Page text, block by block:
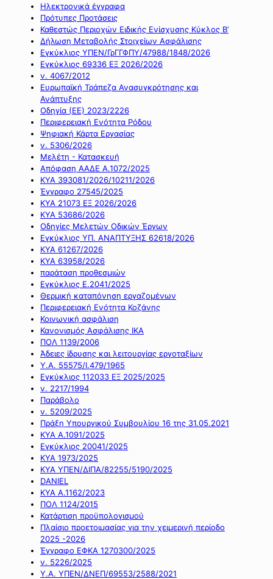
Ηλεκτρονικά έγγραφα
Πρότυπες Προτάσεις
Καθεστώς Περιοχών Ειδικής Ενίσχυσης Κύκλος Β’
Δήλωση Μεταβολής Στοιχείων Ασφάλισης
Εγκύκλιος ΥΠΕΝ/ΓρΓΓΦΠΥ/47988/1848/2026
Εγκύκλιος 69336 ΕΞ 2026/2026
ν. 4067/2012
Ευρωπαϊκή Τράπεζα Ανασυγκρότησης και
Ανάπτυξης
Οδηγία (ΕΕ) 2023/2226
Περιφερειακή Ενότητα Ρόδου
Ψηφιακή Κάρτα Εργασίας
ν. 5306/2026
Μελέτη - Κατασκευή
Απόφαση ΑΑΔΕ Α.1072/2025
ΚΥΑ 393081/2026/10211/2026
Έγγραφο 27545/2025
ΚΥΑ 21073 ΕΞ 2026/2026
ΚΥΑ 53686/2026
Οδηγίες Μελετών Οδικών Έργων
Εγκύκλιος ΥΠ. ΑΝΑΠΤΥΞΗΣ 62618/2026
ΚΥΑ 61267/2026
ΚΥΑ 63958/2026
παράταση προθεσμιών
Εγκύκλιος Ε.2041/2025
Θερμική καταπόνηση εργαζομένων
Περιφερειακή Ενότητα Κοζάνης
Κοινωνική ασφάλιση
Κανονισμός Ασφάλισης ΙΚΑ
ΠΟΛ 1139/2006
Άδειες ίδρυσης και λειτουργίας εργοταξίων
Υ.Α. 55575/Ι.479/1965
Εγκύκλιος 112033 ΕΞ 2025/2025
ν. 2217/1994
Παράβολο
ν. 5209/2025
Πράξη Υπουργικού Συμβουλίου 16 της 31.05.2021
ΚΥΑ Α.1091/2025
Εγκύκλιος 20041/2025
ΚΥΑ 1973/2025
ΚΥΑ ΥΠΕΝ/ΔΙΠΑ/82255/5190/2025
DANIEL
ΚΥΑ Α.1162/2023
ΠΟΛ 1124/2015
Κατάρτιση προϋπολογισμού
Πλαίσιο προετοιμασίας για την χειμερινή περίοδο
2025 -2026
Έγγραφο ΕΦΚΑ 1270300/2025
ν. 5226/2025
Υ.Α. ΥΠΕΝ/ΔΝΕΠ/69553/2588/2021